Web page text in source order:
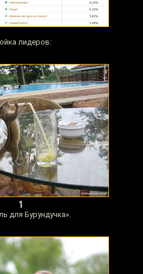
лидеров:
1
для Бурундучка».